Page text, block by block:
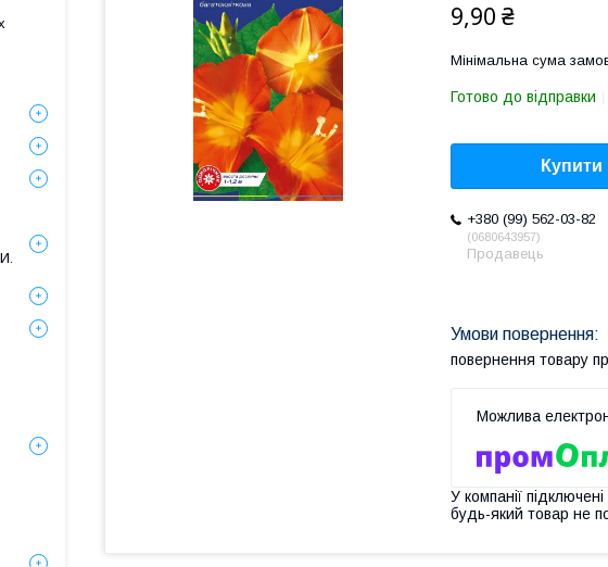
9,90 ₴
Мінімальна сума
Готово до відправки
Купити
+380 (99) 562-03-82
0680643957
Продавець
повернення товару
У компанії
будь-який товар не